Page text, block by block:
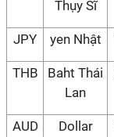
Thụy Sĩ
JPY yen Nhật
THB
Baht Thái
Lan
AUD
Dollar